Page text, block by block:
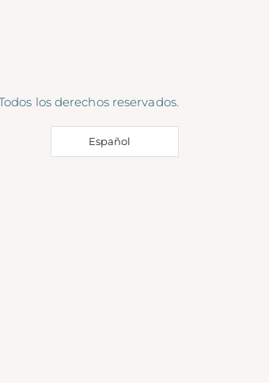
los derechos reservados.
Español